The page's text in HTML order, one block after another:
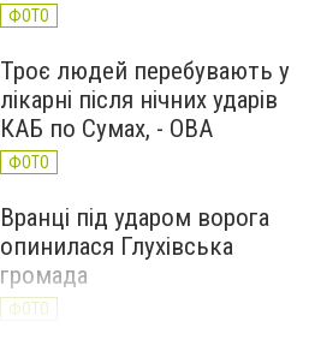
ФОТО
Троє людей перебувають у
лікарні після нічних ударів
КАБ по Сумах, - ОВА
ФОТО
Вранці під ударом ворога
опинилася Глухівська
громада
ФОТО